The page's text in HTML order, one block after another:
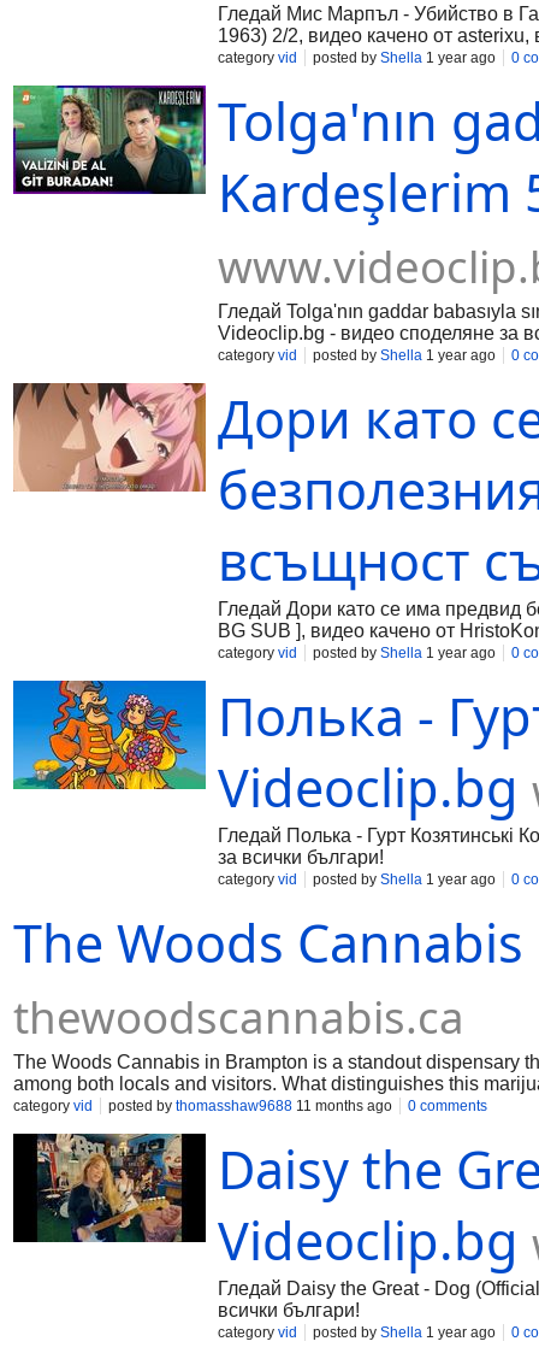
Гледай Мис Марпъл - Убийство в
1963) 2/2, видео качено от
споделяне за всички българи!
category vid posted by Shella 1 year ago 0
Tolga'nın
Kardeşlerim
Гледай Tolga'nın gaddar babasıyla
Videoclip.bg - видео споделяне за
category vid posted by Shella 1 year ago 0
Дори като
всъщност
Гледай Дори като се има предвид
BG SUB ], видео качено от
category vid posted by Shella 1 year ago 0
Полька -
Videoclip.bg
Гледай Полька - Гурт Козятинські
за всички българи!
category vid posted by Shella 1 year ago 0
The Woods
thewoodscannabis.ca
The Woods Cannabis in Brampton is a standout dispensary
among both locals and visitors. What distinguishes this
approach to customer service. Every visit is intended to be
consumers feel at ease while they browse high-quality
category vid posted by thomasshaw9688 11 months ago 0 comments
Daisy the
Videoclip.bg
Гледай Daisy the Great - Dog
всички българи!
category vid posted by Shella 1 year ago 0